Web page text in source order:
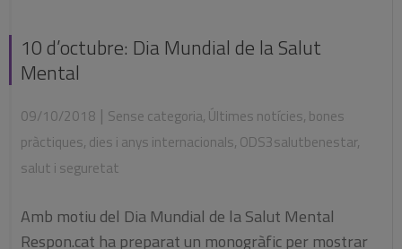
10 d’octubre: Dia Mundial de la Salut
Mental
09/10/2018 | Sense categoria, Últimes notícies, bones
pràctiques, dies i anys internacionals, ODS3salutbenestar,
salut i seguretat
Amb motiu del Dia Mundial de la Salut Mental
Respon.cat ha preparat un monogràfic per mostrar